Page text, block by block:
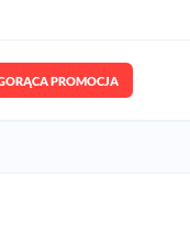
PROMOCJA